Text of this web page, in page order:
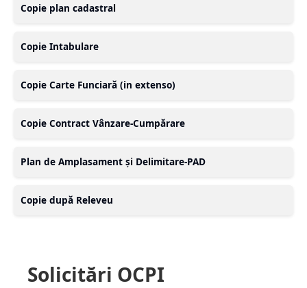
Copie plan cadastral
Copie Intabulare
Copie Carte Funciară (in extenso)
Copie Contract Vânzare-Cumpărare
Plan de Amplasament și Delimitare-PAD
Copie după Releveu
Solicitări OCPI